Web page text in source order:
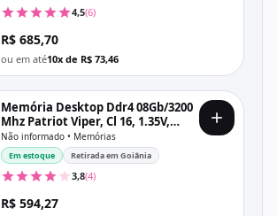
4,5(6)
R$ 685,70
ou em até10x de R$ 73,46
Memória Desktop Ddr4 08Gb/3200
Mhz Patriot Viper, Cl 16, 1.35V,
Pvs48G320C6, Preta
Não informado • Memórias
Em estoque Retirada em Goiânia
3,8(4)
R$ 594,27